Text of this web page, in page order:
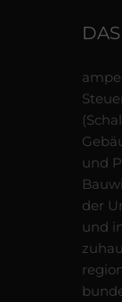
und
der
und